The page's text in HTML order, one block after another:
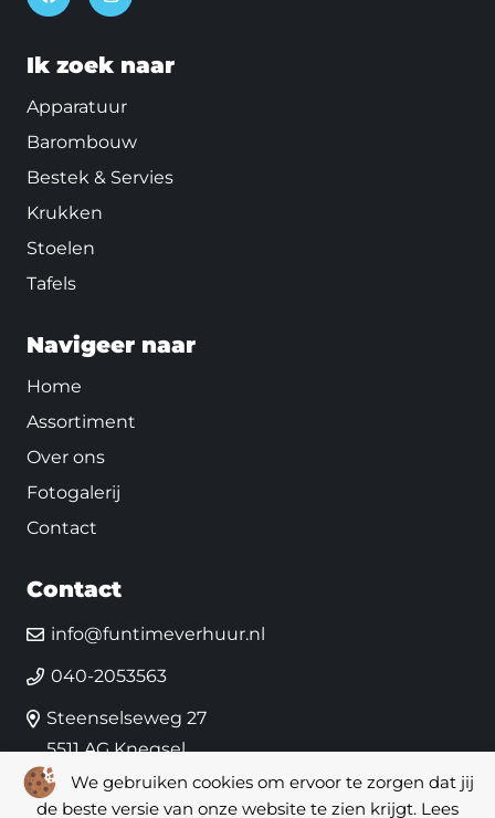
We gebruiken cookies om ervoor te zorgen dat jij
de beste versie van onze website te zien krijgt. Lees
Ik zoek naar
Apparatuur
Barombouw
Bestek & Servies
Krukken
Stoelen
Tafels
Navigeer naar
Home
Assortiment
Over ons
Fotogalerij
Contact
Contact
info@funtimeverhuur.nl
040-2053563
Steenselseweg 27
5511 AG Knegsel